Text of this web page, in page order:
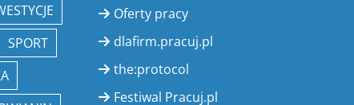
SPORT
Oferty pracy
dlafirm.pracuj.pl
the:protocol
Festiwal Pracuj.pl